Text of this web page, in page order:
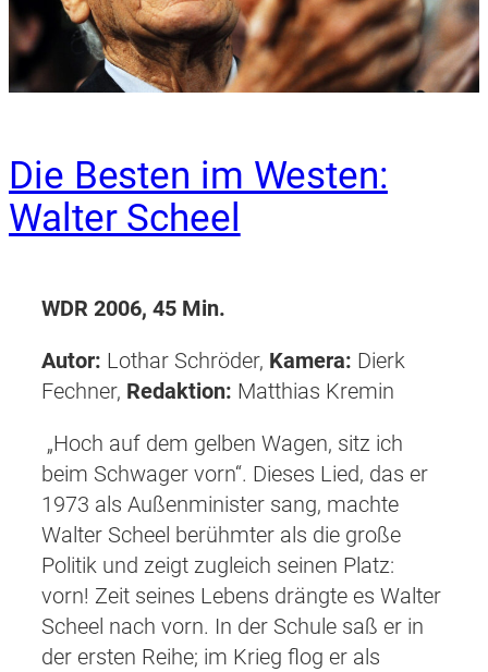
Die Besten im Westen:
Walter Scheel
WDR 2006, 45 Min.
Autor: Lothar Schröder, Kamera: Dierk
Fechner, Redaktion: Matthias Kremin
„Hoch auf dem gelben Wagen, sitz ich
beim Schwager vorn“. Dieses Lied, das er
1973 als Außenminister sang, machte
Walter Scheel berühmter als die große
Politik und zeigt zugleich seinen Platz:
vorn! Zeit seines Lebens drängte es Walter
Scheel nach vorn. In der Schule saß er in
der ersten Reihe; im Krieg flog er als